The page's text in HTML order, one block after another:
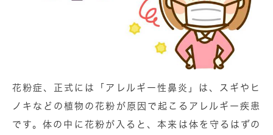
花粉症、正式には「アレルギー性⿐炎」は、スギやヒ
ノキなどの植物の花粉が原因で起こるアレルギー疾患
です。体の中に花粉が⼊ると、本来は体を守るはずの